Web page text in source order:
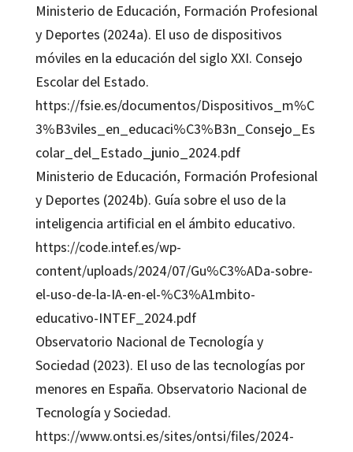
Ministerio de Educación, Formación Profesional
y Deportes (2024a). El uso de dispositivos
móviles en la educación del siglo XXI. Consejo
Escolar del Estado.
https://fsie.es/documentos/Dispositivos_m%C
3%B3viles_en_educaci%C3%B3n_Consejo_Es
colar_del_Estado_junio_2024.pdf
Ministerio de Educación, Formación Profesional
y Deportes (2024b). Guía sobre el uso de la
inteligencia artificial en el ámbito educativo.
https://code.intef.es/wp-
content/uploads/2024/07/Gu%C3%ADa-sobre-
el-uso-de-la-IA-en-el-%C3%A1mbito-
educativo-INTEF_2024.pdf
Observatorio Nacional de Tecnología y
Sociedad (2023). El uso de las tecnologías por
menores en España. Observatorio Nacional de
Tecnología y Sociedad.
https://www.ontsi.es/sites/ontsi/files/2024-